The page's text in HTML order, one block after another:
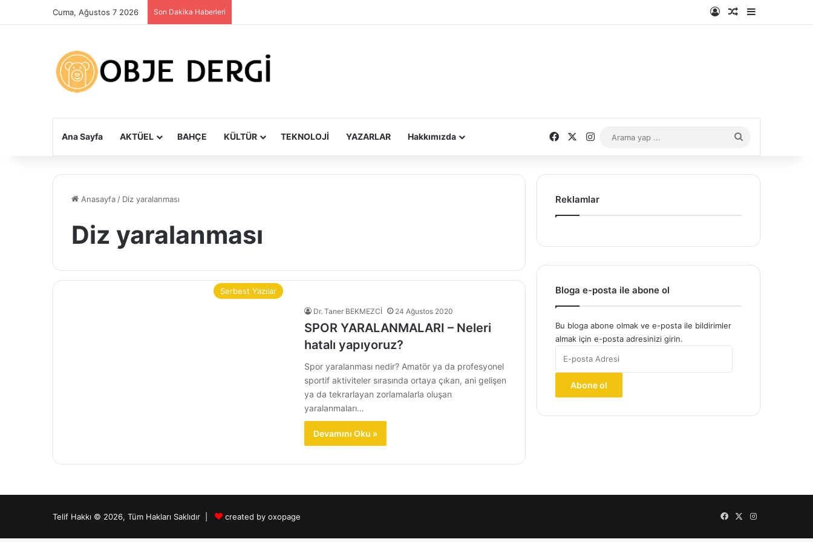
Cuma, Ağustos 7 2026 Son Dakika Haberleri Kayıt OlRastgele Makale
Kenar
Ana Sayfa AKTÜEL BAHÇE KÜLTÜR TEKNOLOJİ YAZARLAR Hakkımızda FacebookInstagram
yap
Anasayfa / Diz yaralanması
Diz yaralanması
Serbest Yazılar
Dr. Taner BEKMEZCİ 24 Ağustos 2020
SPOR YARALANMALARI – Neleri
hatalı yapıyoruz?
Spor yaralanması nedir? Amatör ya da profesyonel
sportif aktiviteler sırasında ortaya çıkan, ani gelişen
ya da tekrarlayan zorlamalarla oluşan
yaralanmaları…
Devamını Oku »
Reklamlar
Bloga e-posta ile abone ol
Bu bloga abone olmak ve e-posta ile bildirimler
almak için e-posta adresinizi girin.
posta
Abone ol
Telif Hakkı © 2026, Tüm Hakları Saklıdır | created by oxopage Facebook
X Instagram